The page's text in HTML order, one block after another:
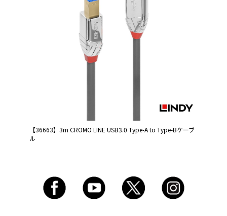
【36663】3m CROMO LINE USB3.0 Type-A to Type-Bケーブ
ル